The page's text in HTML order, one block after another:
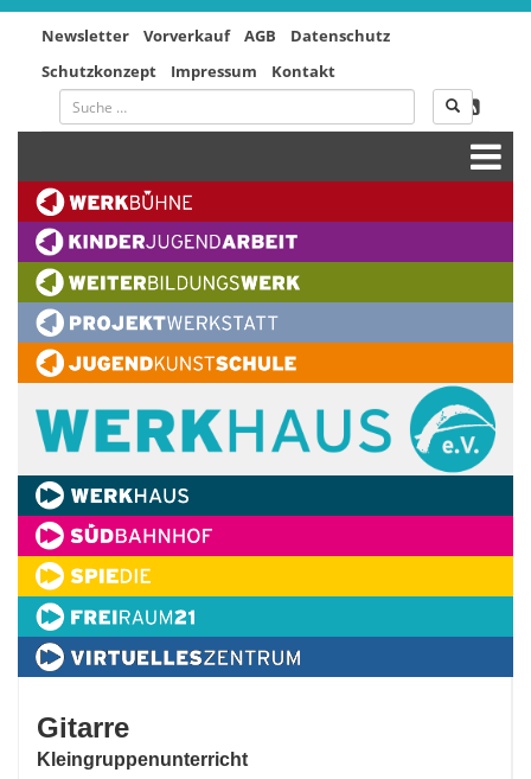
Newsletter Vorverkauf AGB
Datenschutz
Schutzkonzept
Impressum Kontakt
Gitarre
Kleingruppenunterricht